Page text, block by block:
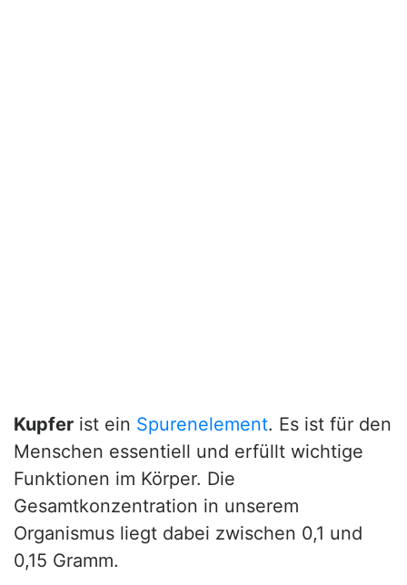
Kupfer ist ein Spurenelement. Es ist für den
Menschen essentiell und erfüllt wichtige
Funktionen im Körper. Die
Gesamtkonzentration in unserem
Organismus liegt dabei zwischen 0,1 und
0,15 Gramm.